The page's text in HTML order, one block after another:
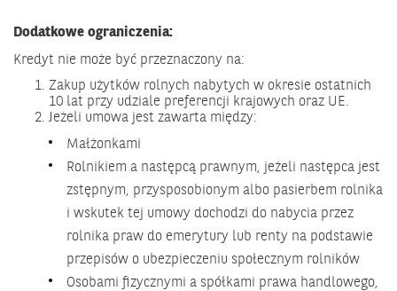
Dodatkowe ograniczenia:
Kredyt nie może być przeznaczony na:
Zakup użytków rolnych nabytych w okresie ostatnich
10 lat przy udziale preferencji krajowych oraz UE.
Jeżeli umowa jest zawarta między:
Małżonkami
Rolnikiem a następcą prawnym, jeżeli następca jest
zstępnym, przysposobionym albo pasierbem rolnika
i wskutek tej umowy dochodzi do nabycia przez
rolnika praw do emerytury lub renty na podstawie
przepisów o ubezpieczeniu społecznym rolników
Osobami fizycznymi a spółkami prawa handlowego,